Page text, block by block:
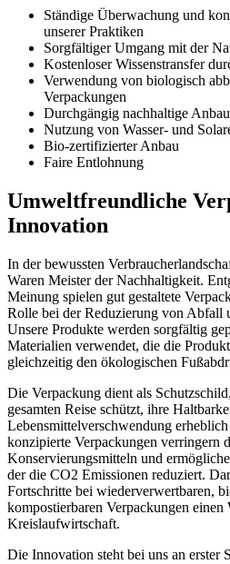
Ständige Überwachung und
unserer Praktiken
Sorgfältiger Umgang mit der
Kostenloser Wissenstransfer
Verwendung von biologisch
Verpackungen
Durchgängig nachhaltige
Nutzung von Wasser- und
Bio-zertifizierter Anbau
Faire Entlohnung
Umweltfreundliche
Innovation
In der bewussten
Waren Meister der Nachhaltigkeit.
Meinung spielen gut gestaltete
Rolle bei der Reduzierung von Abfall
Unsere Produkte werden sorgfältig
Materialien verwendet, die die
gleichzeitig den ökologischen
Die Verpackung dient als
gesamten Reise schützt, ihre
Lebensmittelverschwendung
konzipierte Verpackungen verringern
Konservierungsmitteln und
der die CO2 Emissionen reduziert.
Fortschritte bei wiederverwertbaren,
kompostierbaren Verpackungen einen
Kreislaufwirtschaft.
Die Innovation steht bei uns an erster